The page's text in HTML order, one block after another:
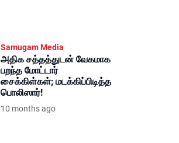
Samugam Media
அதிக சத்தத்துடன் வேகமாக
பறந்த மோட்டார்
சைக்கிள்கள்; மடக்கிப்பிடித்த
பொலிஸார்!
10 months ago